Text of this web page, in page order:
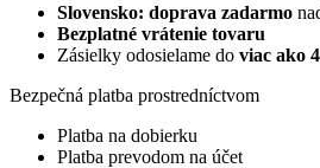
Slovensko: doprava zadarmo
Bezplatné vrátenie tovaru
Zásielky odosielame do viac ako
Bezpečná platba prostredníctvom
Platba na dobierku
Platba prevodom na účet